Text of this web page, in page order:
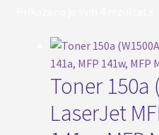
Toner 150a
LaserJet